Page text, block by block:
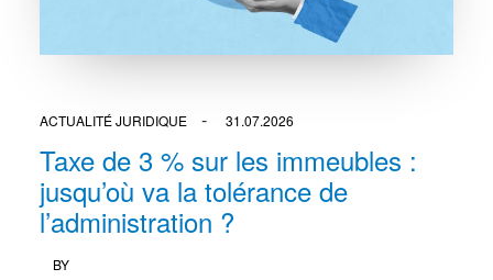
ACTUALITÉ JURIDIQUE 31.07.2026
Taxe de 3 % sur les immeubles :
jusqu’où va la tolérance de
l’administration ?
BY